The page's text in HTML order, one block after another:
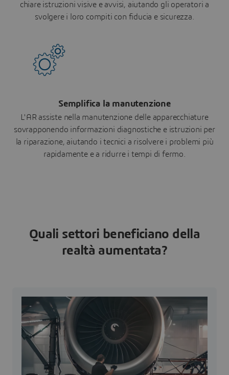
chiare istruzioni visive e avvisi, aiutando gli operatori a
svolgere i loro compiti con fiducia e sicurezza.
Semplifica la manutenzione
L'AR assiste nella manutenzione delle apparecchiature
sovrapponendo informazioni diagnostiche e istruzioni per
la riparazione, aiutando i tecnici a risolvere i problemi più
rapidamente e a ridurre i tempi di fermo.
Quali settori beneficiano della
realtà aumentata?